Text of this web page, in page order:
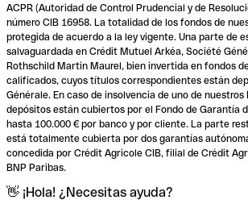
ACPR (Autoridad de Control Prudencial y de
número CIB 16958. La totalidad de los fondos de
protegida de acuerdo a la ley vigente. Una parte de
salvaguardada en Crédit Mutuel Arkéa, Société
Rothschild Martin Maurel, bien invertida en fondos
calificados, cuyos títulos correspondientes están
Générale. En caso de insolvencia de uno de
depósitos están cubiertos por el Fondo de Garantía
hasta 100.000 € por banco y por cliente. La parte
está totalmente cubierta por dos garantías
concedida por Crédit Agricole CIB, filial de Crédit
BNP Paribas.
👋 ¡Hola! ¿Necesitas ayuda?